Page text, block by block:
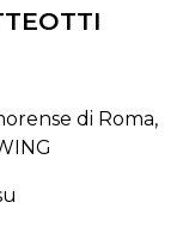
di Roma,